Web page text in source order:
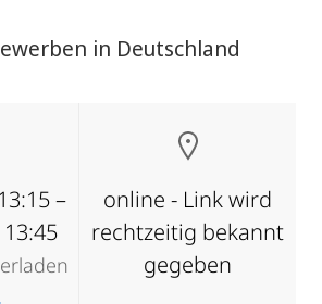
in Deutschland
–
online - Link wird
rechtzeitig bekannt
gegeben